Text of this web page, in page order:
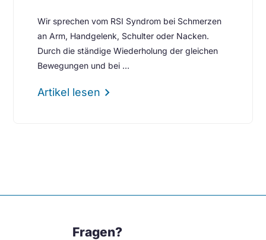
Wir sprechen vom RSI Syndrom bei Schmerzen
an Arm, Handgelenk, Schulter oder Nacken.
Durch die ständige Wiederholung der gleichen
Bewegungen und bei …
Artikel lesen chevron_right
Fragen?